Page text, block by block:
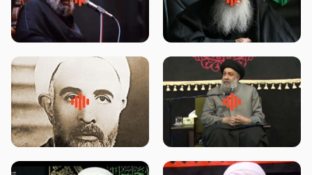
زوّار اربعین امام حسین (علیه
السلام) با این اشتیاق به زیارت
روضه جانسوز پاره های جگر امام
حسن مجتبی علیه السلام-حجت
لقب حضرت رقیه سلام الله علیها به
چه معناست – حجت الاسلام علوی
روضه‌ی مجلس یزید ملعون و
اسارت اهل‌بیت علیهم‌السلام –
محدث زاده